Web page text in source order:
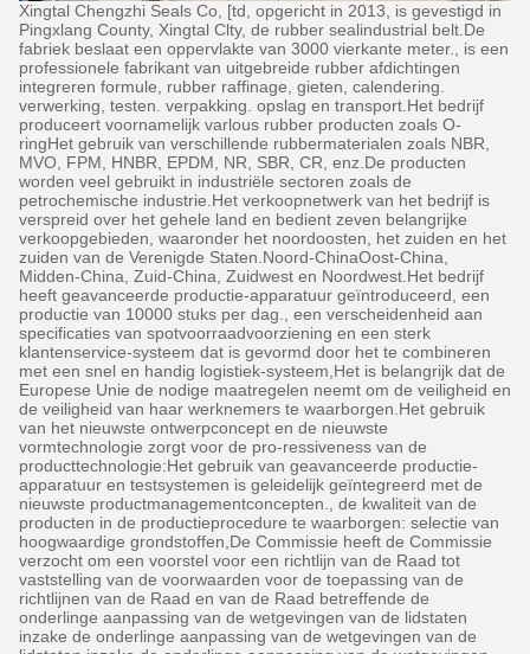
Xingtal Chengzhi Seals Co, [td, opgericht in 2013, is gevestigd in
Pingxlang County, Xingtal Clty, de rubber sealindustrial belt.De
fabriek beslaat een oppervlakte van 3000 vierkante meter., is een
professionele fabrikant van uitgebreide rubber afdichtingen
integreren formule, rubber raffinage, gieten, calendering.
verwerking, testen. verpakking. opslag en transport.Het bedrijf
produceert voornamelijk varlous rubber producten zoals O-
ringHet gebruik van verschillende rubbermaterialen zoals NBR,
MVO, FPM, HNBR, EPDM, NR, SBR, CR, enz.De producten
worden veel gebruikt in industriële sectoren zoals de
petrochemische industrie.Het verkoopnetwerk van het bedrijf is
verspreid over het gehele land en bedient zeven belangrijke
verkoopgebieden, waaronder het noordoosten, het zuiden en het
zuiden van de Verenigde Staten.Noord-ChinaOost-China,
Midden-China, Zuid-China, Zuidwest en Noordwest.Het bedrijf
heeft geavanceerde productie-apparatuur geïntroduceerd, een
productie van 10000 stuks per dag., een verscheidenheid aan
specificaties van spotvoorraadvoorziening en een sterk
klantenservice-systeem dat is gevormd door het te combineren
met een snel en handig logistiek-systeem,Het is belangrijk dat de
Europese Unie de nodige maatregelen neemt om de veiligheid en
de veiligheid van haar werknemers te waarborgen.Het gebruik
van het nieuwste ontwerpconcept en de nieuwste
vormtechnologie zorgt voor de pro-ressiveness van de
producttechnologie:Het gebruik van geavanceerde productie-
apparatuur en testsystemen is geleidelijk geïntegreerd met de
nieuwste productmanagementconcepten., de kwaliteit van de
producten in de productieprocedure te waarborgen: selectie van
hoogwaardige grondstoffen,De Commissie heeft de Commissie
verzocht om een voorstel voor een richtlijn van de Raad tot
vaststelling van de voorwaarden voor de toepassing van de
richtlijnen van de Raad en van de Raad betreffende de
onderlinge aanpassing van de wetgevingen van de lidstaten
inzake de onderlinge aanpassing van de wetgevingen van de